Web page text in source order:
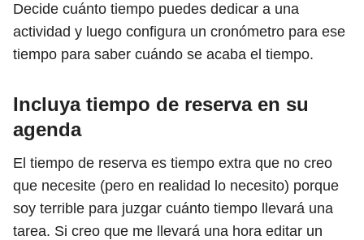
Decide cuánto tiempo puedes dedicar a una
actividad y luego configura un cronómetro para ese
tiempo para saber cuándo se acaba el tiempo.
Incluya tiempo de reserva en su
agenda
El tiempo de reserva es tiempo extra que no creo
que necesite (pero en realidad lo necesito) porque
soy terrible para juzgar cuánto tiempo llevará una
tarea. Si creo que me llevará una hora editar un